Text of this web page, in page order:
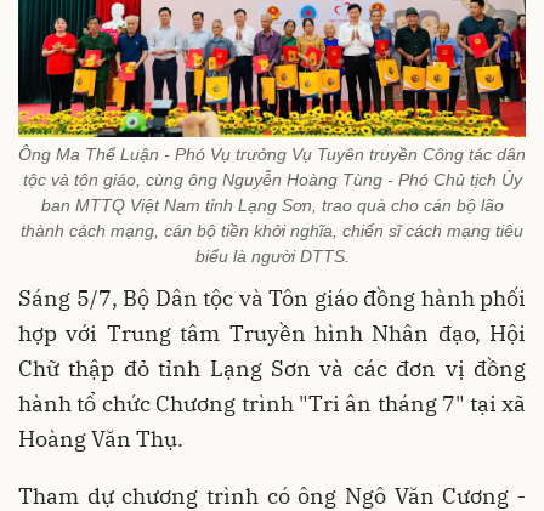
Ông Ma Thế Luận - Phó Vụ trưởng Vụ Tuyên truyền Công tác dân
tộc và tôn giáo, cùng ông Nguyễn Hoàng Tùng - Phó Chủ tịch Ủy
ban MTTQ Việt Nam tỉnh Lạng Sơn, trao quà cho cán bộ lão
thành cách mạng, cán bộ tiền khởi nghĩa, chiến sĩ cách mạng tiêu
biểu là người DTTS.
Sáng 5/7, Bộ Dân tộc và Tôn giáo đồng hành phối
hợp với Trung tâm Truyền hình Nhân đạo, Hội
Chữ thập đỏ tỉnh Lạng Sơn và các đơn vị đồng
hành tổ chức Chương trình "Tri ân tháng 7" tại xã
Hoàng Văn Thụ.
Tham dự chương trình có ông Ngô Văn Cương -